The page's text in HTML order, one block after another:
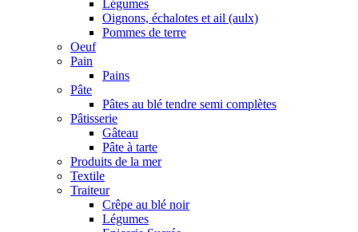
Légumes
Oignons, échalotes et ail (aulx)
Pommes de terre
Oeuf
Pain
Pains
Pâte
Pâtes au blé tendre semi complètes
Pâtisserie
Gâteau
Pâte à tarte
Produits de la mer
Textile
Traiteur
Crêpe au blé noir
Légumes